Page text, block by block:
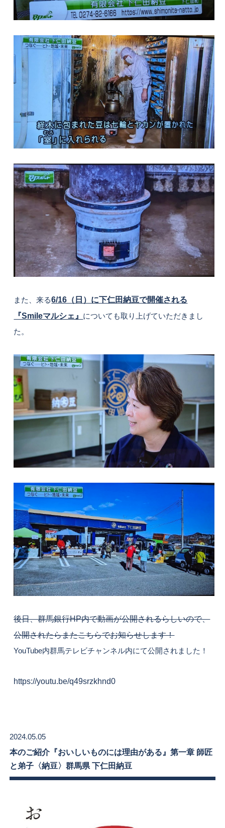
また、来る6/16（日）に下仁田納豆で開催される
『Smileマルシェ』 についても取り上げていただきまし
た。
後日、群馬銀行HP内で動画が公開されるらしいので、
公開されたらまたこちらでお知らせします！
YouTube内群馬テレビチャンネル内にて公開されました！
https://youtu.be/q49srzkhnd0
2024.05.05
本のご紹介『おいしいものには理由がある』第一章 師匠
と弟子〈納豆〉群馬県 下仁田納豆